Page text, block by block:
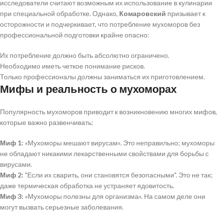
исследователи считают возможным их использование в кулинарии
при специальной обработке. Однако, Комаровский призывает к
осторожности и подчеркивает, что потребление мухоморов без
профессиональной подготовки крайне опасно:
Их потребление должно быть абсолютно ограничено.
Необходимо иметь четкое понимание рисков.
Только профессионалы должны заниматься их приготовлением.
Мифы и реальность о мухоморах
Популярность мухоморов приводит к возникновению многих мифов,
которые важно развенчивать:
Миф 1: «Мухоморы мешают вирусам». Это неправильно; мухоморы
не обладают никакими лекарственными свойствами для борьбы с
вирусами.
Миф 2: "Если их сварить, они становятся безопасными". Это не так;
даже термическая обработка не устраняет ядовитость.
Миф 3: «Мухоморы полезны для организма». На самом деле они
могут вызвать серьезные заболевания.